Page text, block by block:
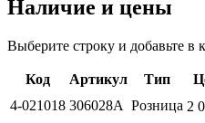
Наличие и цены
Выберите строку и добавьте в
Код Артикул Тип
4-021018 306028A Розница 2